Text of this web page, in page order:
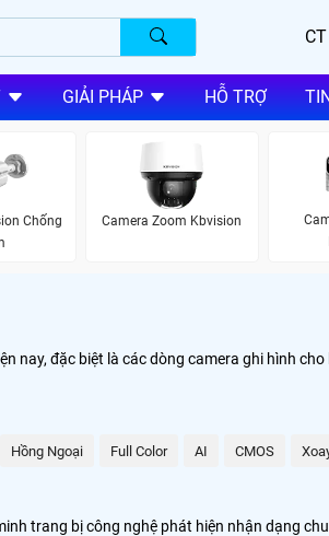
GIẢI PHÁP HỖ TRỢ
Chống
Camera Zoom Kbvision
đặc biệt là các dòng camera ghi hình
Hồng Ngoại Full Color AI CMOS
trang bị công nghệ phát hiện nhận dạng